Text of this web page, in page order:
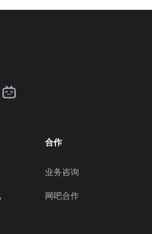
合作
业务咨询
网吧合作